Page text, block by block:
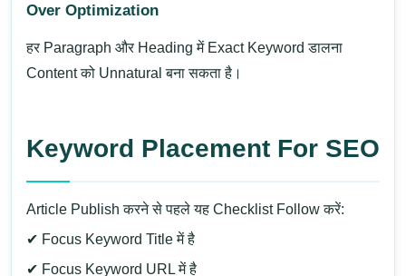
Over Optimization
हर Paragraph और Heading में Exact Keyword डालना
Content को Unnatural बना सकता है।
Keyword Placement For SEO
Article Publish करने से पहले यह Checklist Follow करें:
✔ Focus Keyword Title में है
✔ Focus Keyword URL में है